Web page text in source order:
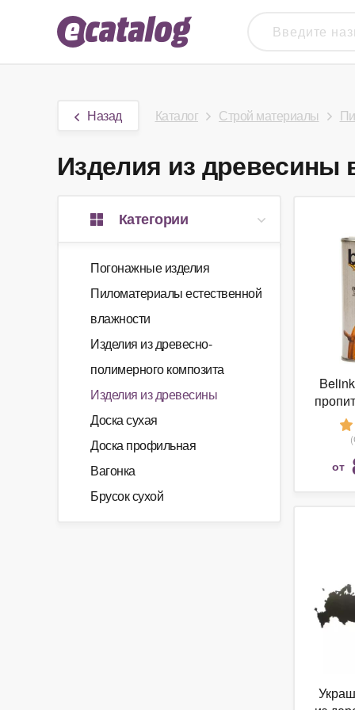
Назад Каталог Строй материалы
Изделия из древесины
Категории
Погонажные изделия
Пиломатериалы естественной
влажности
Изделия из древесно-
полимерного композита
Изделия из древесины
Доска сухая
Доска профильная
Вагонка
Брусок сухой
от